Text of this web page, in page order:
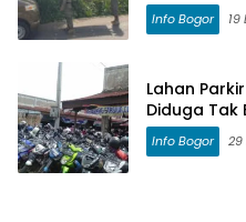
Info Bogor
Lahan
Diduga Tak
Info Bogor 29